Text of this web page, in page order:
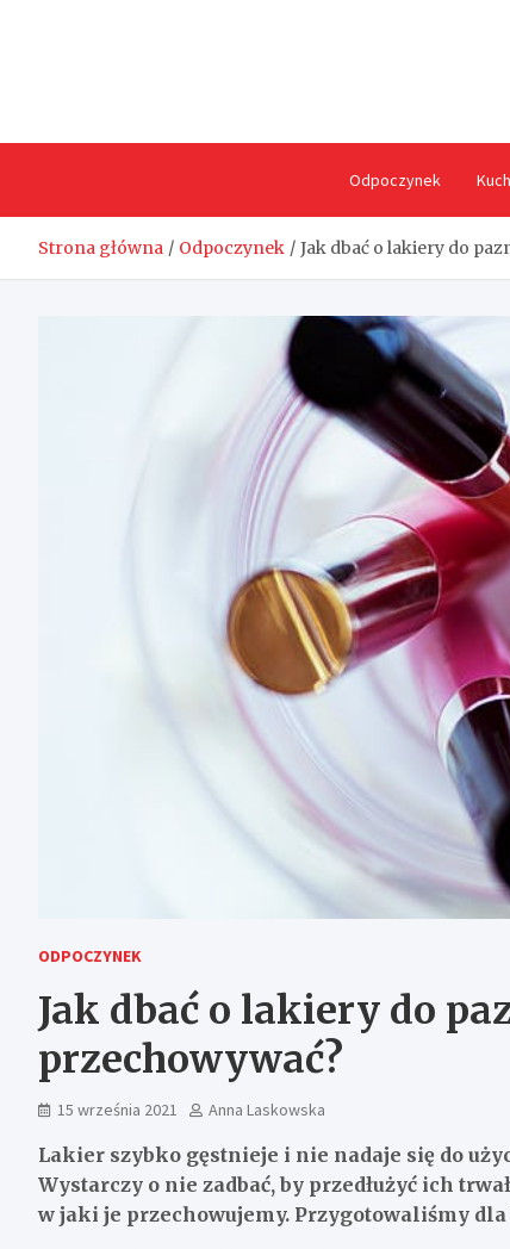
Odpoczynek
Strona główna Odpoczynek Jak dbać o lakiery do
ODPOCZYNEK
Jak dbać o lakiery do
przechowywać?
15 września 2021 Anna Laskowska
Lakier szybko gęstnieje i nie nadaje się do
Wystarczy o nie zadbać, by przedłużyć ich
w jaki je przechowujemy. Przygotowaliśmy